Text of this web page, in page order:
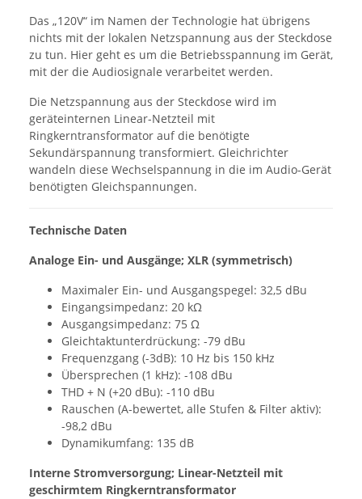
Das „120V“ im Namen der Technologie hat übrigens
nichts mit der lokalen Netzspannung aus der Steckdose
zu tun. Hier geht es um die Betriebsspannung im Gerät,
mit der die Audiosignale verarbeitet werden.
Die Netzspannung aus der Steckdose wird im
geräteinternen Linear-Netzteil mit
Ringkerntransformator auf die benötigte
Sekundärspannung transformiert. Gleichrichter
wandeln diese Wechselspannung in die im Audio-Gerät
benötigten Gleichspannungen.
Technische Daten
Analoge Ein- und Ausgänge; XLR (symmetrisch)
Maximaler Ein- und Ausgangspegel: 32,5 dBu
Eingangsimpedanz: 20 kΩ
Ausgangsimpedanz: 75 Ω
Gleichtaktunterdrückung: -79 dBu
Frequenzgang (-3dB): 10 Hz bis 150 kHz
Übersprechen (1 kHz): -108 dBu
THD + N (+20 dBu): -110 dBu
Rauschen (A-bewertet, alle Stufen & Filter aktiv):
-98,2 dBu
Dynamikumfang: 135 dB
Interne Stromversorgung; Linear-Netzteil mit
geschirmtem Ringkerntransformator